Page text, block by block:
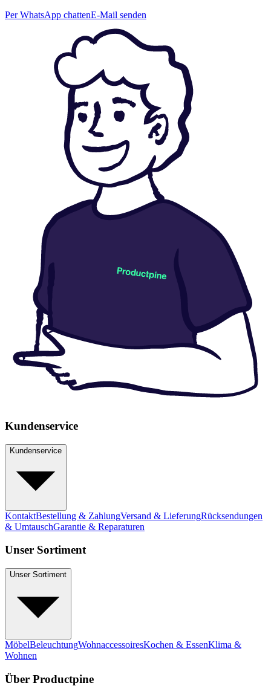
Per WhatsApp chattenE-Mail senden
Kundenservice
Kundenservice
KontaktBestellung & ZahlungVersand & LieferungRücksendungen
& UmtauschGarantie & Reparaturen
Unser Sortiment
Unser Sortiment
MöbelBeleuchtungWohnaccessoiresKochen & EssenKlima &
Wohnen
Über Productpine